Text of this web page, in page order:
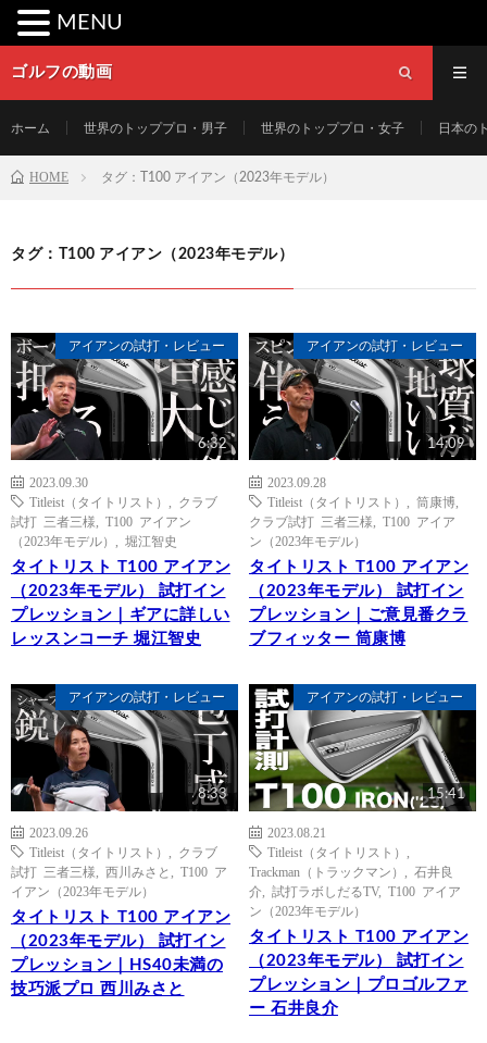
ゴルフの動画
ホーム 世界のトッププロ・男子 世界のトッププロ・女子 日本の
HOME タグ：T100 アイアン（2023年モデル）
タグ：T100 アイアン（2023年モデル）
アイアンの試打・レビュー
6:32
2023.09.30
Titleist（タイトリスト）
クラブ
試打 三者三様
T100 アイアン
（2023年モデル）
堀江智史
タイトリスト T100 アイアン
（2023年モデル） 試打イン
プレッション｜ギアに詳しい
レッスンコーチ 堀江智史
アイアンの試打・レビュー
14:09
2023.09.28
Titleist（タイトリスト）
筒康博
クラブ試打 三者三様
T100 アイア
ン（2023年モデル）
タイトリスト T100 アイアン
（2023年モデル） 試打イン
プレッション｜ご意見番クラ
ブフィッター 筒康博
アイアンの試打・レビュー
8:33
2023.09.26
Titleist（タイトリスト）
クラブ
試打 三者三様
西川みさと
T100 ア
イアン（2023年モデル）
タイトリスト T100 アイアン
（2023年モデル） 試打イン
プレッション｜HS40未満の
技巧派プロ 西川みさと
アイアンの試打・レビュー
15:41
2023.08.21
Titleist（タイトリスト）
Trackman（トラックマン）
石井良
介
試打ラボしだるTV, T100 アイア
ン（2023年モデル）
タイトリスト T100 アイアン
（2023年モデル） 試打イン
プレッション｜プロゴルファ
ー 石井良介
MENU